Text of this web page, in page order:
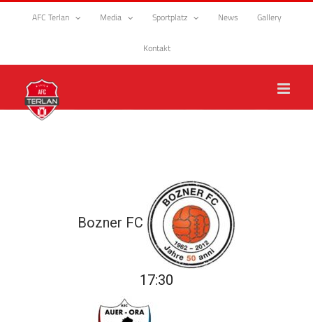
Zum
AFC Terlan Media Sportplatz News Gallery
Kontakt
Bozner FC
17:30